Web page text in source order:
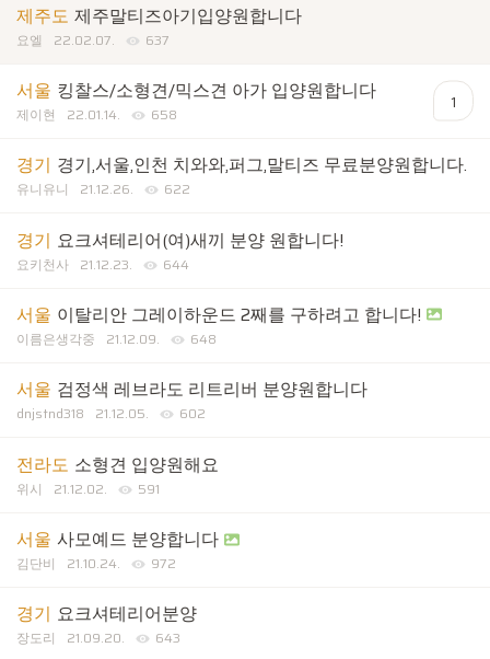
제주도 제주말티즈아기입양원합니다
요엘 22.02.07. 637
서울 킹찰스/소형견/믹스견 아가 입양원합니다
제이현 22.01.14. 658
1
경기 경기,서울,인천 치와와,퍼그,말티즈 무료분양원합니다.
유니유니 21.12.26. 622
경기 요크셔테리어(여)새끼 분양 원합니다!
요키천사 21.12.23. 644
서울 이탈리안 그레이하운드 2째를 구하려고 합니다!
이름은생각중 21.12.09. 648
서울 검정색 레브라도 리트리버 분양원합니다
dnjstnd318 21.12.05. 602
전라도 소형견 입양원해요
위시 21.12.02. 591
서울 사모예드 분양합니다
김단비 21.10.24. 972
경기 요크셔테리어분양
장도리 21.09.20. 643